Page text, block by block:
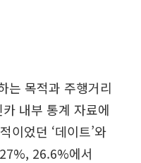
는 목적과 주행거리
내부 통계 자료에
이었던 ‘데이트’와
26.6%에서